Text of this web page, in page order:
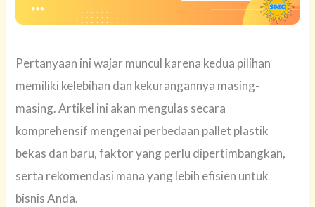
Pertanyaan ini wajar muncul karena kedua pilihan
memiliki kelebihan dan kekurangannya masing-
masing. Artikel ini akan mengulas secara
komprehensif mengenai perbedaan pallet plastik
bekas dan baru, faktor yang perlu dipertimbangkan,
serta rekomendasi mana yang lebih efisien untuk
bisnis Anda.